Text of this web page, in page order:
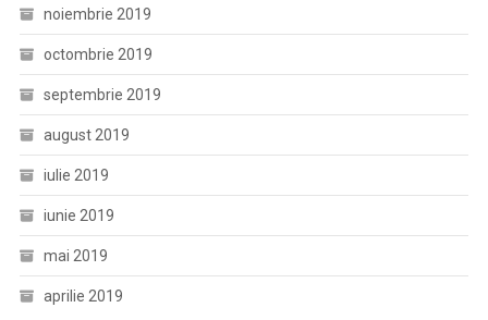
noiembrie 2019
octombrie 2019
septembrie 2019
august 2019
iulie 2019
iunie 2019
mai 2019
aprilie 2019